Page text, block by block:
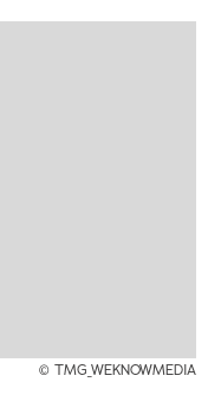
© TMG_WEKNOWMEDIA